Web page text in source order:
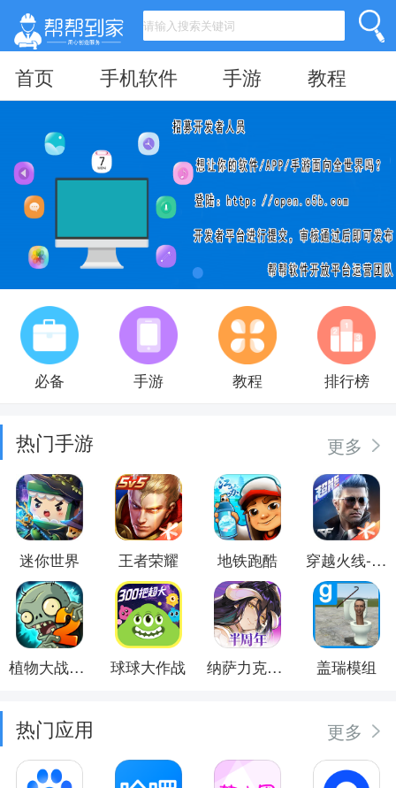
首页 手机软件 手游 教程
必备 手游 教程 排行榜
热门手游 更多
迷你世界 王者荣耀 地铁跑酷 穿越火线-枪战王者
植物大战僵尸2 球球大作战 纳萨力克之王 盖瑞模组
热门应用 更多